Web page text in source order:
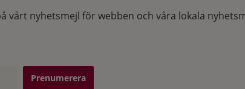
vårt nyhetsmejl för webben och våra lokala
på: